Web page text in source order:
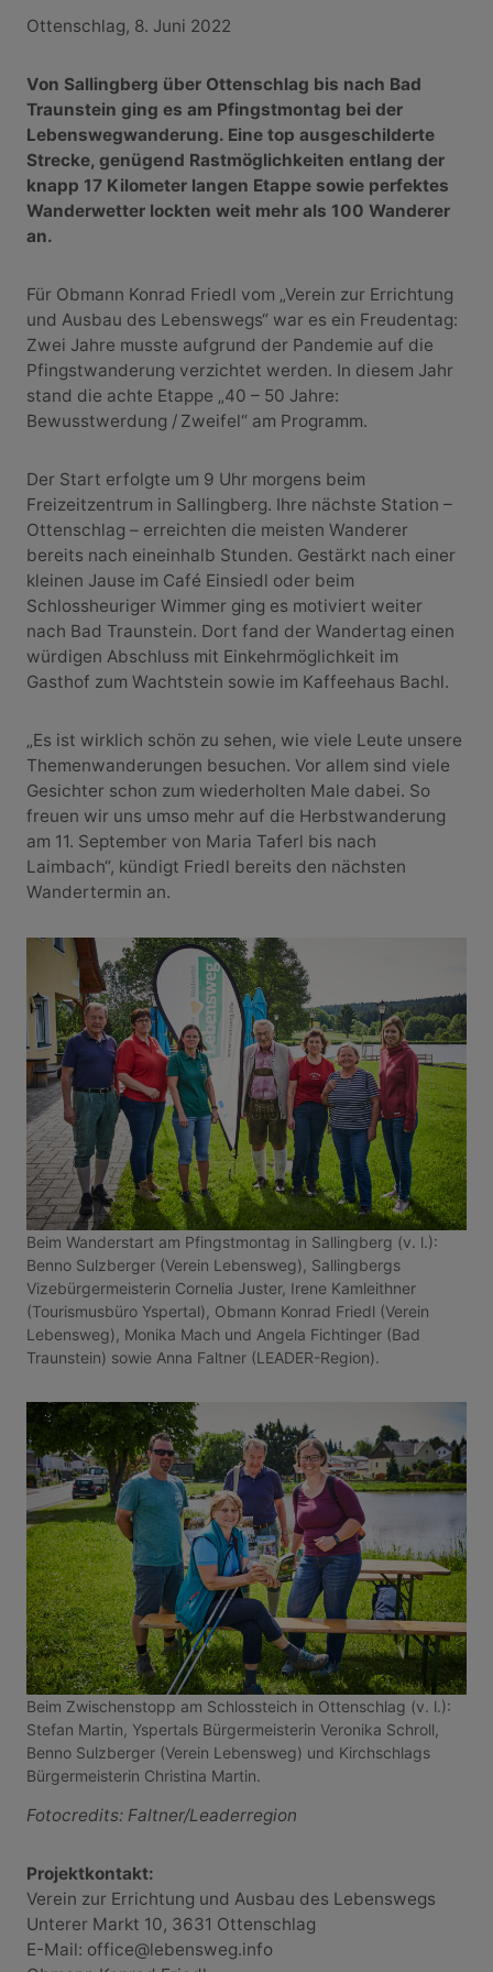
Ottenschlag, 8. Juni 2022
Von Sallingberg über Ottenschlag bis nach Bad
Traunstein ging es am Pfingstmontag bei der
Lebenswegwanderung. Eine top ausgeschilderte
Strecke, genügend Rastmöglichkeiten entlang der
knapp 17 Kilometer langen Etappe sowie perfektes
Wanderwetter lockten weit mehr als 100 Wanderer
an.
Für Obmann Konrad Friedl vom „Verein zur Errichtung
und Ausbau des Lebenswegs“ war es ein Freudentag:
Zwei Jahre musste aufgrund der Pandemie auf die
Pfingstwanderung verzichtet werden. In diesem Jahr
stand die achte Etappe „40 – 50 Jahre:
Bewusstwerdung / Zweifel“ am Programm.
Der Start erfolgte um 9 Uhr morgens beim
Freizeitzentrum in Sallingberg. Ihre nächste Station –
Ottenschlag – erreichten die meisten Wanderer
bereits nach eineinhalb Stunden. Gestärkt nach einer
kleinen Jause im Café Einsiedl oder beim
Schlossheuriger Wimmer ging es motiviert weiter
nach Bad Traunstein. Dort fand der Wandertag einen
würdigen Abschluss mit Einkehrmöglichkeit im
Gasthof zum Wachtstein sowie im Kaffeehaus Bachl.
„Es ist wirklich schön zu sehen, wie viele Leute unsere
Themenwanderungen besuchen. Vor allem sind viele
Gesichter schon zum wiederholten Male dabei. So
freuen wir uns umso mehr auf die Herbstwanderung
am 11. September von Maria Taferl bis nach
Laimbach“, kündigt Friedl bereits den nächsten
Wandertermin an.
Beim Wanderstart am Pfingstmontag in Sallingberg (v. l.):
Benno Sulzberger (Verein Lebensweg), Sallingbergs
Vizebürgermeisterin Cornelia Juster, Irene Kamleithner
(Tourismusbüro Yspertal), Obmann Konrad Friedl (Verein
Lebensweg), Monika Mach und Angela Fichtinger (Bad
Traunstein) sowie Anna Faltner (LEADER-Region).
Beim Zwischenstopp am Schlossteich in Ottenschlag (v. l.):
Stefan Martin, Yspertals Bürgermeisterin Veronika Schroll,
Benno Sulzberger (Verein Lebensweg) und Kirchschlags
Bürgermeisterin Christina Martin.
Fotocredits: Faltner/Leaderregion
Projektkontakt:
Verein zur Errichtung und Ausbau des Lebenswegs
Unterer Markt 10, 3631 Ottenschlag
E-Mail: office@lebensweg.info